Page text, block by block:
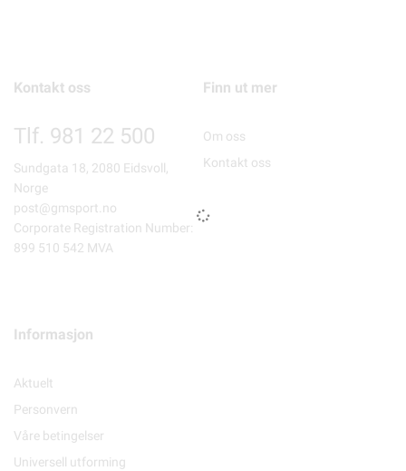
Kontakt oss
Tlf. 981 22 500
Sundgata 18, 2080 Eidsvoll,
Norge
post@gmsport.no
Corporate Registration Number:
899 510 542 MVA
Finn ut mer
Om oss
Kontakt oss
Informasjon
Aktuelt
Personvern
Våre betingelser
Universell utforming